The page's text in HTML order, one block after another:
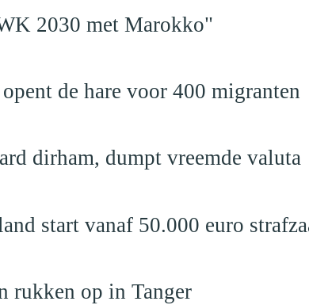
2030 met Marokko"
de hare voor 400 migranten
dirham, dumpt vreemde valuta
start vanaf 50.000 euro
rukken op in Tanger